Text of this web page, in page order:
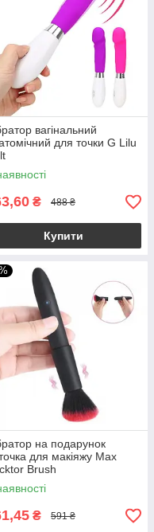
вагінальний
для точки G Lilu
₴ 488 ₴
Купити
на подарунок
для макіяжу Max
Brush
₴ 591 ₴